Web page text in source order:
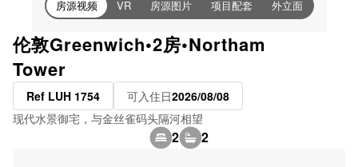
房源视频 VR 房源图片 项目配套 外立面
伦敦Greenwich•2房•Northam
Tower
Ref LUH 1754 可入住日2026/08/08
现代水景御宅，与金丝雀码头隔河相望
2 2